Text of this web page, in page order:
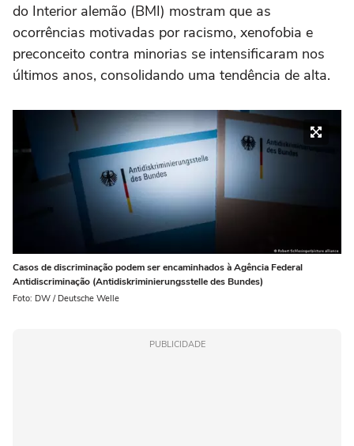
do Interior alemão (BMI) mostram que as
ocorrências motivadas por racismo, xenofobia e
preconceito contra minorias se intensificaram nos
últimos anos, consolidando uma tendência de alta.
Casos de discriminação podem ser encaminhados à Agência Federal
Antidiscriminação (Antidiskriminierungsstelle des Bundes)
Foto: DW / Deutsche Welle
PUBLICIDADE